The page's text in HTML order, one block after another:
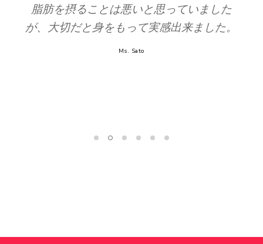
ス、アサイー100は本当によいものだと身
をもって実感しています。